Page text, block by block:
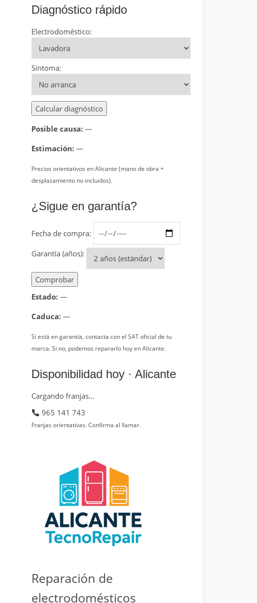
Diagnóstico rápido
Electrodoméstico:
Síntoma:
Calcular diagnóstico
Posible causa:—
Estimación:—
Precios orientativos en Alicante (mano de obra +
desplazamiento no incluidos).
¿Sigue en garantía?
Fecha de compra:
Garantía (años):
Comprobar
Estado:—
Caduca:—
Si está en garantía, contacta con el SAT oficial de tu
marca. Si no, podemos repararlo hoy en Alicante.
Disponibilidad hoy · Alicante
Cargando franjas…
965 141 743
Franjas orientativas. Confirma al llamar.
Reparación de
electrodomésticos